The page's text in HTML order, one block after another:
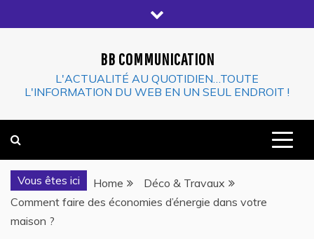
to
BB COMMUNICATION
L'ACTUALITÉ AU QUOTIDIEN…TOUTE
L'INFORMATION DU WEB EN UN SEUL ENDROIT !
Vous êtes ici Home
Déco & Travaux
Comment faire des économies d’énergie dans votre
maison ?